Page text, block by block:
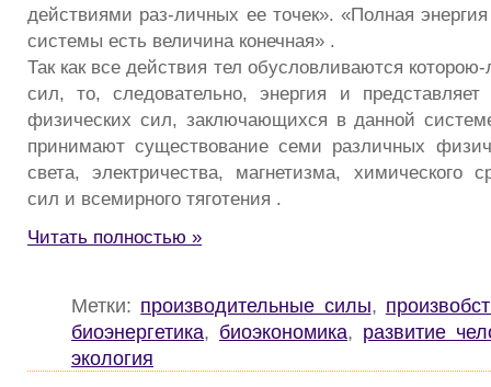
действиями раз-личных ее точек». «Полная
системы есть величина конечная» .
Так как все действия тел обусловливаются
сил, то, следовательно, энергия и
физических сил, заключающихся в данной
принимают существование семи различных
света, электричества, магнетизма, химического
сил и всемирного тяготения .
Читать полностью »
Метки: производительные силы,
биоэнергетика, биоэкономика, развитие
экология